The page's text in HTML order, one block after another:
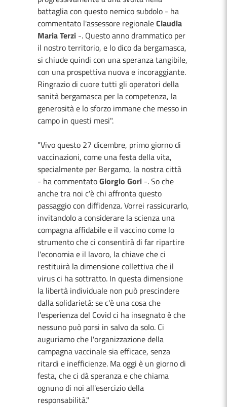
battaglia con questo nemico subdolo - ha
commentato l'assessore regionaleClaudia
Maria Terzi -. Questo anno drammatico per
il nostro territorio, e lo dico da bergamasca,
si chiude quindi con una speranza tangibile,
con una prospettiva nuova e incoraggiante.
Ringrazio di cuore tutti gli operatori della
sanità bergamasca per la competenza, la
generosità e lo sforzo immane che messo in
campo in questi mesi".
"Vivo questo 27 dicembre, primo giorno di
vaccinazioni, come una festa della vita,
specialmente per Bergamo, la nostra città
- ha commentatoGiorgio Gori -. So che
anche tra noi c'è chi affronta questo
passaggio con diffidenza. Vorrei rassicurarlo,
invitandolo a considerare la scienza una
compagna affidabile e il vaccino come lo
strumento che ci consentirà di far ripartire
l'economia e il lavoro, la chiave che ci
restituirà la dimensione collettiva che il
virus ci ha sottratto. In questa dimensione
la libertà individuale non può prescindere
dalla solidarietà: se c'è una cosa che
l'esperienza del Covid ci ha insegnato è che
nessuno può porsi in salvo da solo. Ci
auguriamo che l'organizzazione della
campagna vaccinale sia efficace, senza
ritardi e inefficienze. Ma oggi è un giorno di
festa, che ci dà speranza e che chiama
ognuno di noi all'esercizio della
responsabilità."